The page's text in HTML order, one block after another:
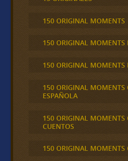
150 ORIGINAL MOMENTS
150 ORIGINAL MOMENTS
150 ORIGINAL MOMENTS
150 ORIGINAL MOMENTS
ESPAÑOLA
150 ORIGINAL MOMENTS
CUENTOS
150 ORIGINAL MOMENTS